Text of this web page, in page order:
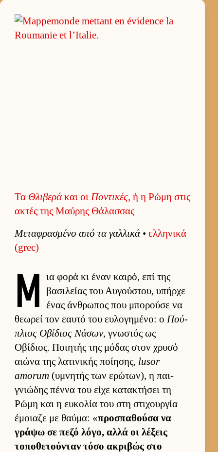
Τα Θλιβεράκαι οι Ποντικές, ή η Ρώμη στις
ακτές της Μαύρης Θάλασσας
Μεταφρασμένο από τα γαλ­λικά• ελ­ληνικά
(grec)
Μ ια φορά κι έναν και­ρό, επί της
βασιλείας του Αυ­γού­στου, υπήρχε
ένας άν­θρωπος που μπορούσε να
θεωρεί τον εαυτό του ευ­λογημένο: ο Πού­
πλιος Οβίδιος Νάσων, γνωστός ως
Οβίδιος. Ποι­ητής της μόδας στον χρυσό
αιώνα της λατινικής ποί­ησης, lusor
amorum (υμνητής των ερώτων), η παι­
γνιώδης πέννα του είχε κατακτήσει τη
Ρώμη και η ευ­κολία του στη στιχουρ­γία
έμοιαζε με θαύ­μα: «προσπαθούσα να
γράψω σε πεζό λόγο, αλλά οι λέξεις
τοποθετού­νταν τόσο ακριβώς στο